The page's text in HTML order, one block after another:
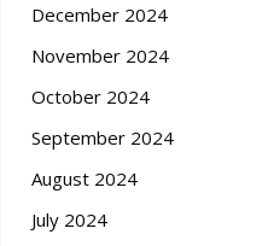
December 2024
November 2024
October 2024
September 2024
August 2024
July 2024